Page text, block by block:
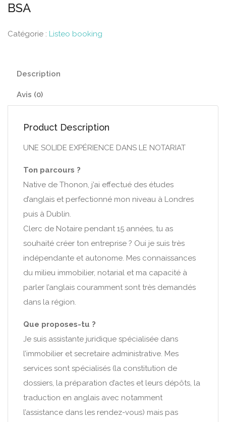
BSA
Catégorie : Listeo booking
Description
Avis (0)
Product Description
UNE SOLIDE EXPÉRIENCE DANS LE NOTARIAT
Ton parcours ?
Native de Thonon, j’ai effectué des études
d’anglais et perfectionné mon niveau à Londres
puis à Dublin.
Clerc de Notaire pendant 15 années, tu as
souhaité créer ton entreprise ? Oui je suis très
indépendante et autonome. Mes connaissances
du milieu immobilier, notarial et ma capacité à
parler l’anglais couramment sont très demandés
dans la région.
Que proposes-tu ?
Je suis assistante juridique spécialisée dans
l’immobilier et secretaire administrative. Mes
services sont spécialisés (la constitution de
dossiers, la préparation d’actes et leurs dépôts, la
traduction en anglais avec notamment
l’assistance dans les rendez-vous) mais pas